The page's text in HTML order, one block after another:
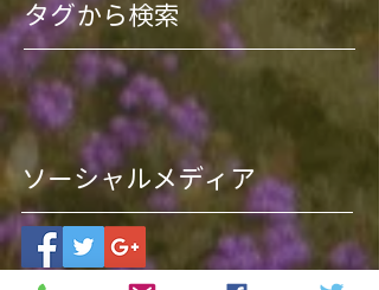
タグから検索
ソーシャルメディア